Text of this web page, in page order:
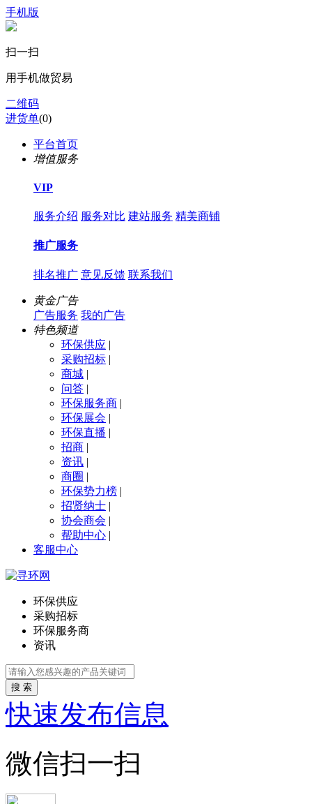
手机版
扫一扫
用手机做贸易
二维码
进货单(0)
平台首页
增值服务
VIP
服务介绍 服务对比 建站服务 精美商铺
推广服务
排名推广 意见反馈 联系我们
黄金广告
广告服务 我的广告
特色频道
环保供应 |
采购招标 |
商城 |
问答 |
环保服务商 |
环保展会 |
环保直播 |
招商 |
资讯 |
商圈 |
环保势力榜 |
招贤纳士 |
协会商会 |
帮助中心 |
客服中心
环保供应
采购招标
环保服务商
资讯
搜 索
快速发布信息
微信扫一扫